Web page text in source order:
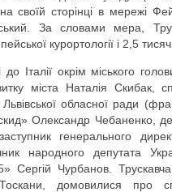
своїй сторінці в мережі
За словами мера,
курортології і 2,5
до Італії окрім міського
міста Наталія Скибак,
обласної ради
Олександр Чебаненко,
генерального
народного депутата
Сергій Чурбанов.
домовилися про